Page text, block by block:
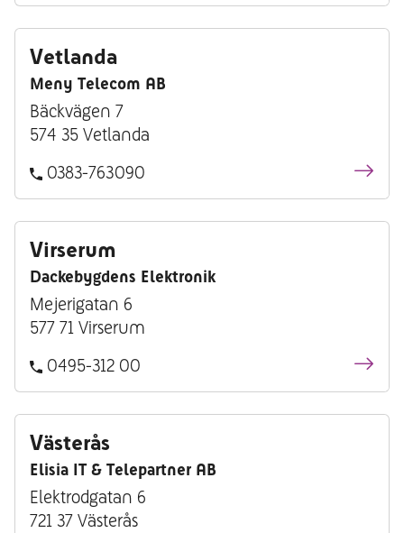
Vetlanda
Meny Telecom AB
Bäckvägen 7
574 35 Vetlanda
0383-763090
Virserum
Dackebygdens Elektronik
Mejerigatan 6
577 71 Virserum
0495-312 00
Västerås
Elisia IT & Telepartner AB
Elektrodgatan 6
721 37 Västerås